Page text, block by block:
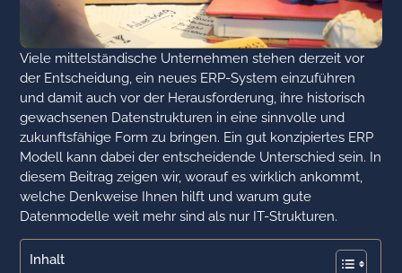
Viele mittelständische Unternehmen stehen derzeit vor
der Entscheidung, ein neues ERP-System einzuführen
und damit auch vor der Herausforderung, ihre historisch
gewachsenen Datenstrukturen in eine sinnvolle und
zukunftsfähige Form zu bringen. Ein gut konzipiertes ERP
Modell kann dabei der entscheidende Unterschied sein. In
diesem Beitrag zeigen wir, worauf es wirklich ankommt,
welche Denkweise Ihnen hilft und warum gute
Datenmodelle weit mehr sind als nur IT-Strukturen.
Inhalt